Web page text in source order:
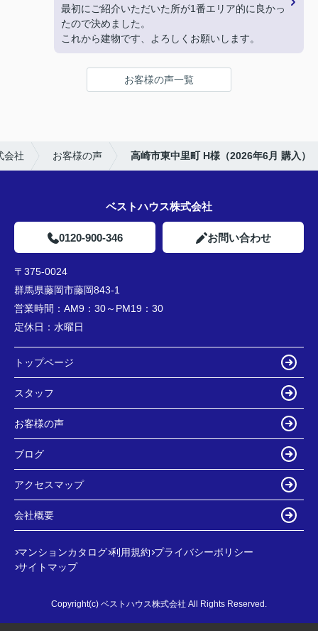
最初にご紹介いただいた所が1番エリア的に良かっ
たので決めました。
これから建物です、よろしくお願いします。
お客様の声一覧
会社 お客様の声 高崎市東中里町 H様（2026年6月 購入）
ベストハウス株式会社
0120-900-346 お問い合わせ
〒375-0024
群馬県藤岡市藤岡843-1
営業時間： AM9：30～PM19：30
定休日： 水曜日
トップページ
スタッフ
お客様の声
ブログ
アクセスマップ
会社概要
マンションカタログ 利用規約 プライバシーポリシー
サイトマップ
Copyright(c) ベストハウス株式会社 All Rights Reserved.